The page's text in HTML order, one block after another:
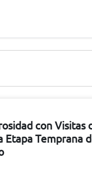
con Visitas
Etapa Temprana